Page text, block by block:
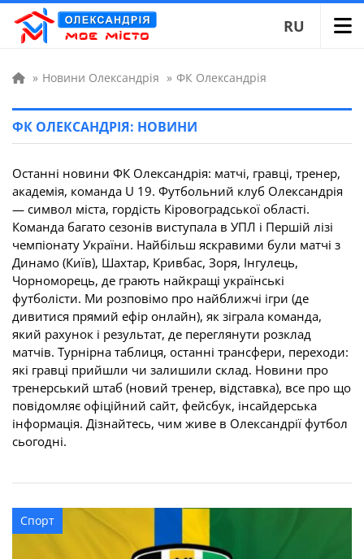
RU
» Новини Олександрія » ФК Олександрія
ФК ОЛЕКСАНДРІЯ: НОВИНИ
Останні новини ФК Олександрія: матчі, гравці, тренер,
академія, команда U 19. Футбольний клуб Олександрія
— символ міста, гордість Кіровоградської області.
Команда багато сезонів виступала в УПЛ і Першій лізі
чемпіонату України. Найбільш яскравими були матчі з
Динамо (Київ), Шахтар, Кривбас, Зоря, Інгулець,
Чорноморець, де грають найкращі українські
футболісти. Ми розповімо про найближчі ігри (де
дивитися прямий ефір онлайн), як зіграла команда,
який рахунок і результат, де переглянути розклад
матчів. Турнірна таблиця, останні трансфери, переходи:
які гравці прийшли чи залишили склад. Новини про
тренерський штаб (новий тренер, відставка), все про що
повідомляє офіційний сайт, фейсбук, інсайдерська
інформація. Дізнайтесь, чим живе в Олександрії футбол
сьогодні.
Спорт